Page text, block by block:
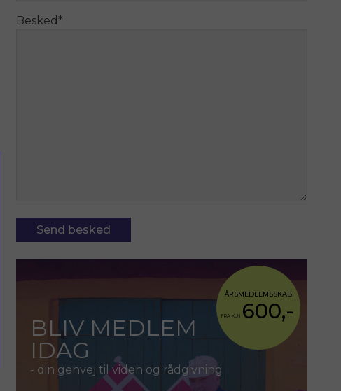
Besked *
BLIV MEDLEM
IDAG
- din genvej til viden og rådgivning
ÅRSMEDLEMSSKAB
FRA KUN 600,-